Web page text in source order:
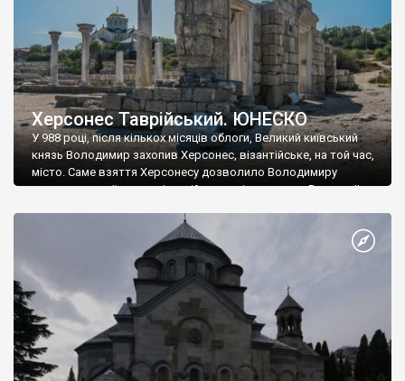
Херсонес Таврійський. ЮНЕСКО
У 988 році, після кількох місяців облоги, Великий київський
князь Володимир захопив Херсонес, візантійське, на той час,
місто. Саме взяття Херсонесу дозволило Володимиру
диктувати свої умови візантійському імператору Василю ІІ, та
Херсонесі Володимир-язичник, став Василем-християнином.
А потім було Хрещення Русі. На честь Херсонесу Таврійського